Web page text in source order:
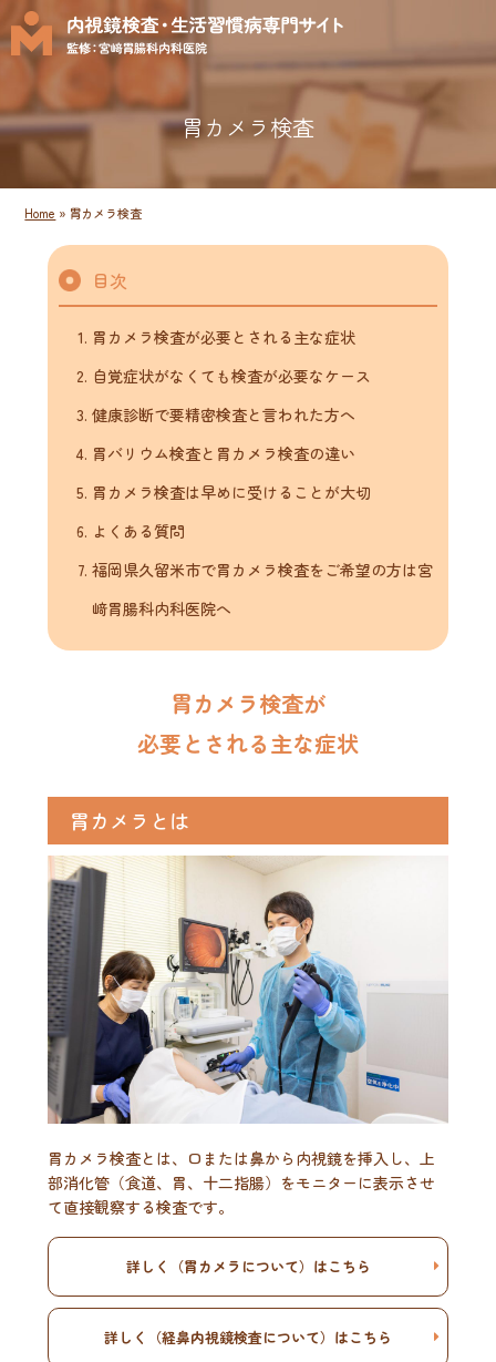
胃カメラ検査
Home » 胃カメラ検査
目次
胃カメラ検査が必要とされる主な症状
自覚症状がなくても検査が必要なケース
健康診断で要精密検査と言われた方へ
胃バリウム検査と胃カメラ検査の違い
胃カメラ検査は早めに受けることが大切
よくある質問
福岡県久留米市で胃カメラ検査をご希望の方は宮
﨑胃腸科内科医院へ
胃カメラ検査が
必要とされる主な症状
胃カメラとは
胃カメラ検査とは、口または鼻から内視鏡を挿入し、上
部消化管（食道、胃、十二指腸）をモニターに表示させ
て直接観察する検査です。
詳しく（胃カメラについて）はこちら
詳しく（経鼻内視鏡検査について）はこちら